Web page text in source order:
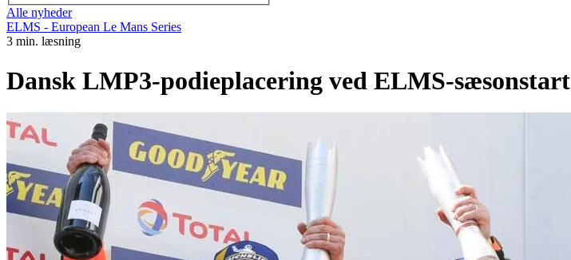
Alle nyheder
ELMS - European Le Mans Series
3 min. læsning
Dansk LMP3-podieplacering ved ELMS-sæsonstart